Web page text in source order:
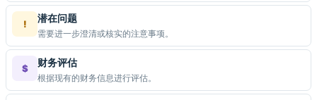
! 潜在问题
需要进一步澄清或核实的注意事项。
$ 财务评估
根据现有的财务信息进行评估。